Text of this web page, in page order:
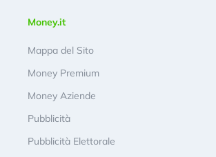
Money.it
Mappa del Sito
Money Premium
Money Aziende
Pubblicità
Pubblicità Elettorale